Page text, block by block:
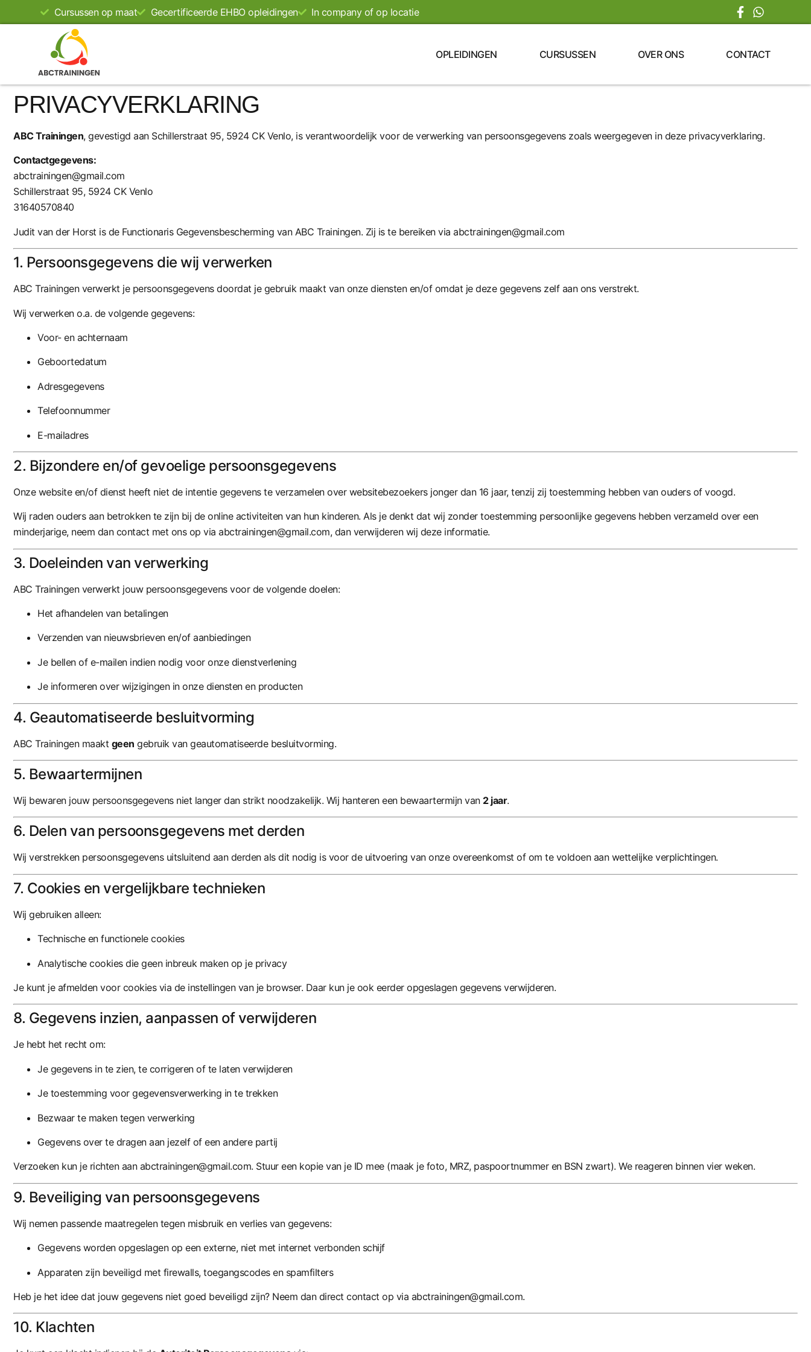
Cursussen op maat Gecertificeerde EHBO opleidingen In company of op locatie
OPLEIDINGEN CURSUSSEN OVER ONS CONTACT
PRIVACYVERKLARING
ABC Trainingen, gevestigd aan Schillerstraat 95, 5924 CK Venlo, is verantwoordelijk voor de verwerking van persoonsgegevens zoals weergegeven in deze privacyverklaring.
Contactgegevens:
abctrainingen@gmail.com
Schillerstraat 95, 5924 CK Venlo
31640570840
Judit van der Horst is de Functionaris Gegevensbescherming van ABC Trainingen. Zij is te bereiken via abctrainingen@gmail.com
1. Persoonsgegevens die wij verwerken
ABC Trainingen verwerkt je persoonsgegevens doordat je gebruik maakt van onze diensten en/of omdat je deze gegevens zelf aan ons verstrekt.
Wij verwerken o.a. de volgende gegevens:
Voor- en achternaam
Geboortedatum
Adresgegevens
Telefoonnummer
E-mailadres
2. Bijzondere en/of gevoelige persoonsgegevens
Onze website en/of dienst heeft niet de intentie gegevens te verzamelen over websitebezoekers jonger dan 16 jaar, tenzij zij toestemming hebben van ouders of voogd.
Wij raden ouders aan betrokken te zijn bij de online activiteiten van hun kinderen. Als je denkt dat wij zonder toestemming persoonlijke gegevens hebben verzameld over een
minderjarige, neem dan contact met ons op via abctrainingen@gmail.com, dan verwijderen wij deze informatie.
3. Doeleinden van verwerking
ABC Trainingen verwerkt jouw persoonsgegevens voor de volgende doelen:
Het afhandelen van betalingen
Verzenden van nieuwsbrieven en/of aanbiedingen
Je bellen of e-mailen indien nodig voor onze dienstverlening
Je informeren over wijzigingen in onze diensten en producten
4. Geautomatiseerde besluitvorming
ABC Trainingen maakt geen gebruik van geautomatiseerde besluitvorming.
5. Bewaartermijnen
Wij bewaren jouw persoonsgegevens niet langer dan strikt noodzakelijk. Wij hanteren een bewaartermijn van 2 jaar.
6. Delen van persoonsgegevens met derden
Wij verstrekken persoonsgegevens uitsluitend aan derden als dit nodig is voor de uitvoering van onze overeenkomst of om te voldoen aan wettelijke verplichtingen.
7. Cookies en vergelijkbare technieken
Wij gebruiken alleen:
Technische en functionele cookies
Analytische cookies die geen inbreuk maken op je privacy
Je kunt je afmelden voor cookies via de instellingen van je browser. Daar kun je ook eerder opgeslagen gegevens verwijderen.
8. Gegevens inzien, aanpassen of verwijderen
Je hebt het recht om:
Je gegevens in te zien, te corrigeren of te laten verwijderen
Je toestemming voor gegevensverwerking in te trekken
Bezwaar te maken tegen verwerking
Gegevens over te dragen aan jezelf of een andere partij
Verzoeken kun je richten aan abctrainingen@gmail.com. Stuur een kopie van je ID mee (maak je foto, MRZ, paspoortnummer en BSN zwart). We reageren binnen vier weken.
9. Beveiliging van persoonsgegevens
Wij nemen passende maatregelen tegen misbruik en verlies van gegevens:
Gegevens worden opgeslagen op een externe, niet met internet verbonden schijf
Apparaten zijn beveiligd met firewalls, toegangscodes en spamfilters
Heb je het idee dat jouw gegevens niet goed beveiligd zijn? Neem dan direct contact op via abctrainingen@gmail.com.
10. Klachten